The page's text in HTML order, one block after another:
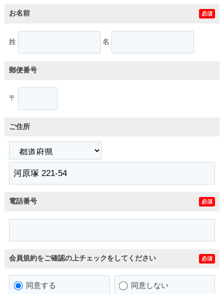
お名前 必須
姓 名
郵便番号
〒
ご住所
電話番号 必須
会員規約をご確認の上チェックをしてください 必須
同意する 同意しない